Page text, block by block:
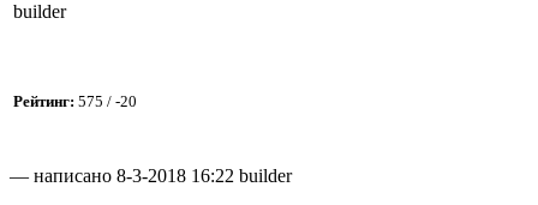
builder
Рейтинг: 575 / -20
— написано 8-3-2018 16:22 builder